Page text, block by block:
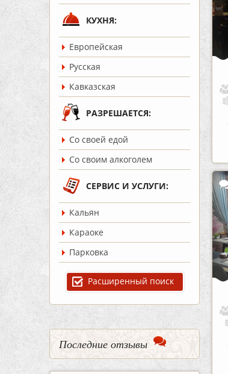
КУХНЯ:
Европейская
Русская
Кавказская
РАЗРЕШАЕТСЯ:
Со своей едой
Со своим алкоголем
СЕРВИС И УСЛУГИ:
Кальян
Караоке
Парковка
Расширенный поиск
Последние отзывы